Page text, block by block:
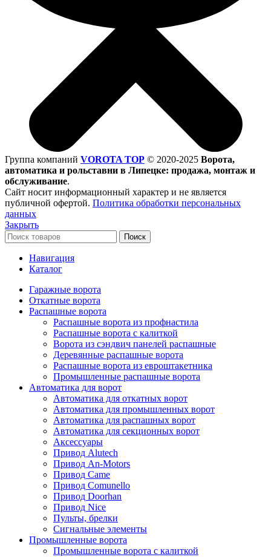
Группа компаний VOROTA TOP © 2020-2025 Ворота,
автоматика и рольставни в Липецке: продажа, монтаж и
обслуживание.
Сайт носит информационный характер и не является
публичной офертой. Политика обработки персональных
данных
Закрыть
Поиск
Навигация
Каталог
Гаражные ворота
Откатные ворота
Распашные ворота
Распашные ворота из профнастила
Распашные ворота с калиткой
Ворота из сэндвич панелей распашные
Деревянные распашные ворота
Распашные ворота из евроштакетника
Промышленные распашные ворота
Автоматика для ворот
Автоматика для откатных ворот
Автоматика для промышленных ворот
Автоматика для распашных ворот
Автоматика для секционных ворот
Аксессуары
Привод Alutech
Привод An-Motors
Привод Came
Привод Comunello
Привод Doorhan
Привод Nice
Пульты, брелки
Сигнальные элементы
Промышленные ворота
Промышленные ворота с калиткой